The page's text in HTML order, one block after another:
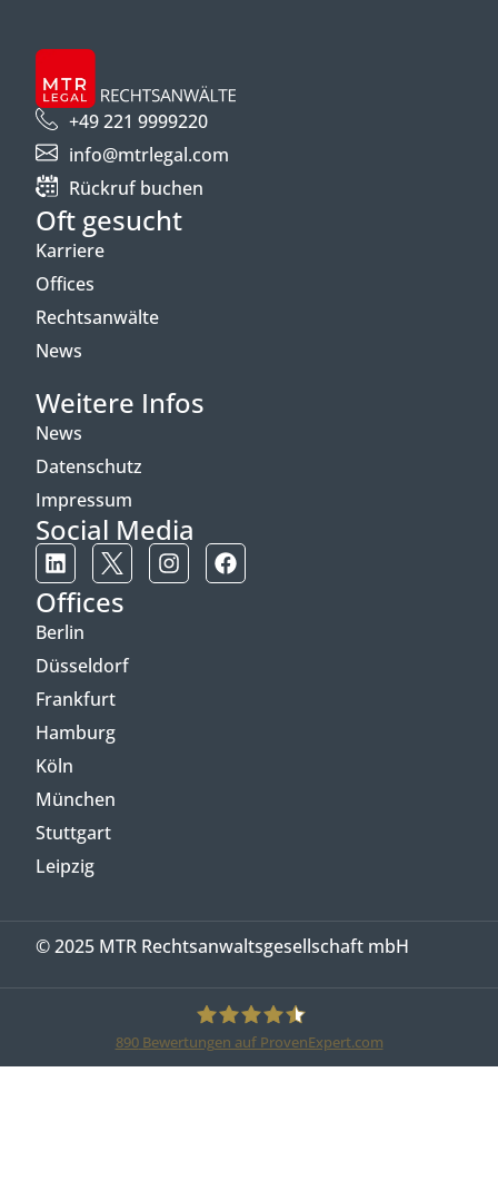
+49 221 9999220
info@mtrlegal.com
Rückruf buchen
Oft gesucht
Karriere
Offices
Rechtsanwälte
News
Weitere Infos
News
Datenschutz
Impressum
Social Media
Offices
Berlin
Düsseldorf
Frankfurt
Hamburg
Köln
München
Stuttgart
Leipzig
© 2025 MTR Rechtsanwaltsgesellschaft mbH
890Bewertungen auf ProvenExpert.com